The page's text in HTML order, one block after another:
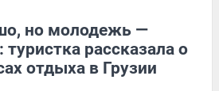
но молодежь —
рассказала о
отдыха в Грузии